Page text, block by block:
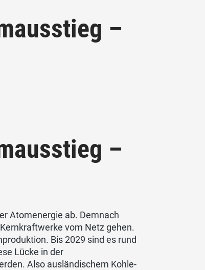
–
–
Atomenergie ab. Demnach
vom Netz gehen.
Bis 2029 sind es rund
Lücke in der
Also ausländischem Kohle-